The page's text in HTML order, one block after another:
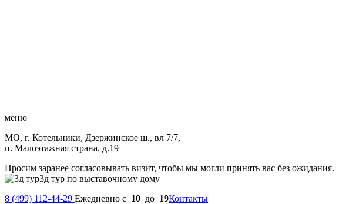
меню
МО, г. Котельники, Дзержинское ш., вл 7/7,
п. Малоэтажная страна, д.19
Просим заранее согласовывать визит, чтобы мы могли принять вас без ожидания.
3д тур по выставочному дому
8 (499) 112-44-29 Ежедневно с 10 до 19Контакты